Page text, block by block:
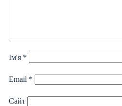
Ім'я *
Email *
Сайт